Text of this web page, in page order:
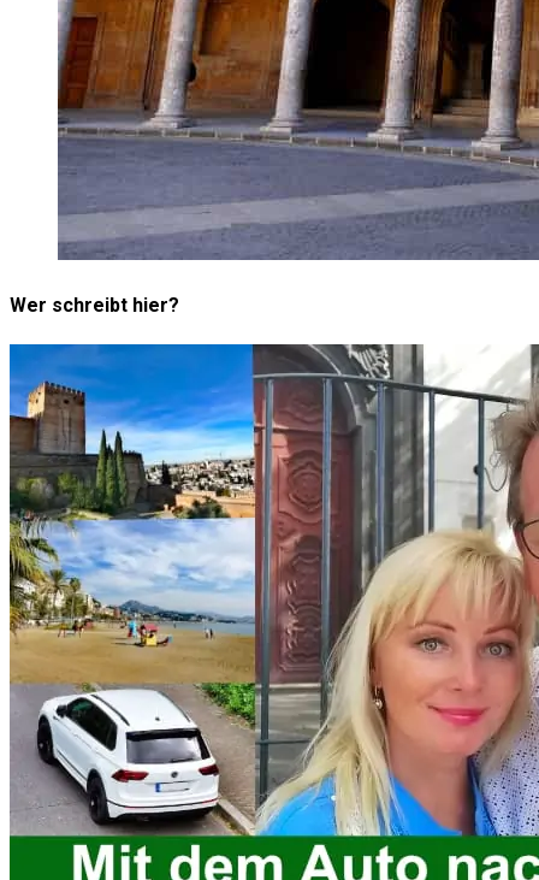
Wer schreibt hier?